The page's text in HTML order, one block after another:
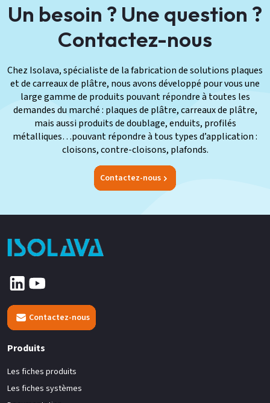
Un besoin ? Une question ?
Contactez-nous
Chez Isolava, spécialiste de la fabrication de solutions plaques
et de carreaux de plâtre, nous avons développé pour vous une
large gamme de produits pouvant répondre à toutes les
demandes du marché : plaques de plâtre, carreaux de plâtre,
mais aussi produits de doublage, enduits, profilés
métalliques…pouvant répondre à tous types d’application :
cloisons, contre-cloisons, plafonds.
Contactez-nous
Contactez-nous
Produits
Les fiches produits
Les fiches systèmes